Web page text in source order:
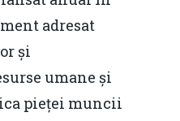
adresat
și
umane și
pieței muncii